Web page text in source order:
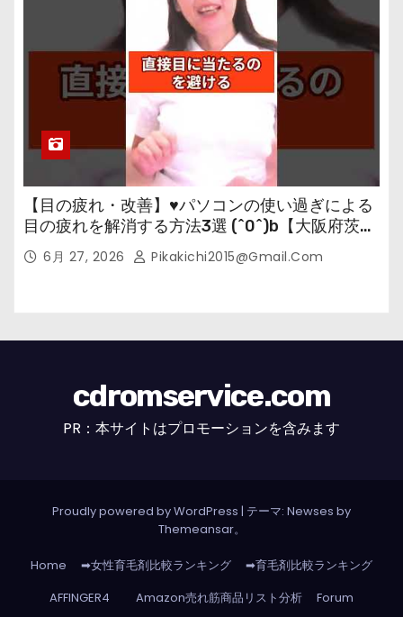
【目の疲れ・改善】♥パソコンの使い過ぎによる
目の疲れを解消する方法3選 (^0^)b【大阪府茨木
市の女性・美容鍼灸・整体師が教えます。】
6月 27, 2026 Pikakichi2015@gmail.com
cdromservice.com
PR：本サイトはプロモーションを含みます
Proudly powered by WordPress | テーマ: Newses by
Themeansar。
Home ➡女性育毛剤比較ランキング
➡育毛剤比較ランキング
AFFINGER4
Amazon売れ筋商品リスト分析 Forum